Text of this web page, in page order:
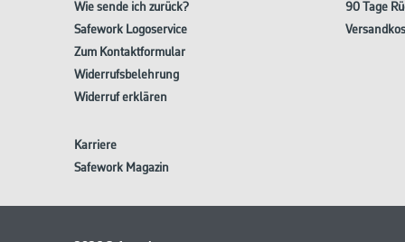
Wie sende ich zurück?
Safework Logoservice
Zum Kontaktformular
Widerrufsbelehrung
Widerruf erklären
Karriere
Safework Magazin
90 Tage